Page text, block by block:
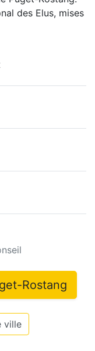
des Elus, mises
Rostang
ville